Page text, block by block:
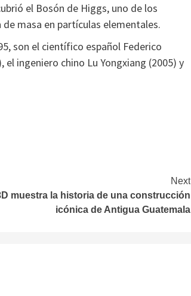
el Bosón de Higgs, uno de los
masa en partículas elementales.
son el científico español Federico
ingeniero chino Lu Yongxiang (2005) y
Next
muestra la historia de una construcción
icónica de Antigua Guatemala